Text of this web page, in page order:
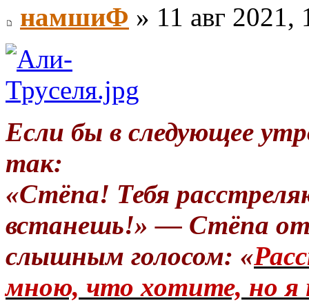
намшиФ » 11 авг 2021,
Если бы в следующее
так:
«Стёпа! Тебя
встанешь!» — Стёпа
слышным голосом: «
мною, что хотите, но я